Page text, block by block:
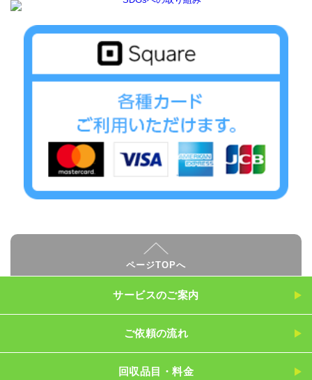
ページTOPへ
サービスのご案内
ご依頼の流れ
回収品目・料金